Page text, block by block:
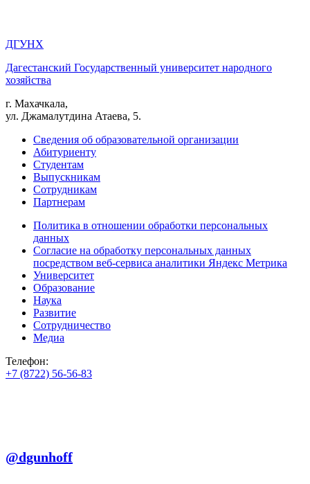
ДГУНХ
Дагестанский Государственный университет народного
хозяйства
г. Махачкала,
ул. Джамалутдина Атаева, 5.
Сведения об образовательной организации
Абитуриенту
Студентам
Выпускникам
Сотрудникам
Партнерам
Политика в отношении обработки персональных
данных
Согласие на обработку персональных данных
посредством веб-сервиса аналитики Яндекс Метрика
Университет
Образование
Наука
Развитие
Сотрудничество
Медиа
Телефон:
+7 (8722) 56-56-83
@dgunhoff